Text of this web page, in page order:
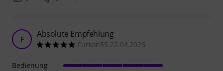
F Absolute Empfehlung
Furkan55 22.04.2026
Bedienung